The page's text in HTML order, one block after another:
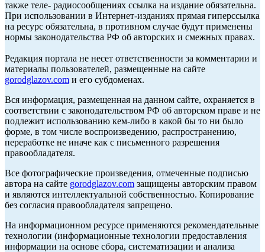
также теле- радиосообщениях ссылка на издание обязательна.
При использовании в Интернет-изданиях прямая гиперссылка
на ресурс обязательна, в противном случае будут применены
нормы законодательства РФ об авторских и смежных правах.
Редакция портала не несет ответственности за комментарии и
материалы пользователей, размещенные на сайте
gorodglazov.com и его субдоменах.
Вся информация, размещенная на данном сайте, охраняется в
соответствии с законодательством РФ об авторском праве и не
подлежит использованию кем-либо в какой бы то ни было
форме, в том числе воспроизведению, распространению,
переработке не иначе как с письменного разрешения
правообладателя.
Все фотографические произведения, отмеченные подписью
автора на сайте gorodglazov.com защищены авторским правом
и являются интеллектуальной собственностью. Копирование
без согласия правообладателя запрещено.
На информационном ресурсе применяются рекомендательные
технологии (информационные технологии предоставления
информации на основе сбора, систематизации и анализа